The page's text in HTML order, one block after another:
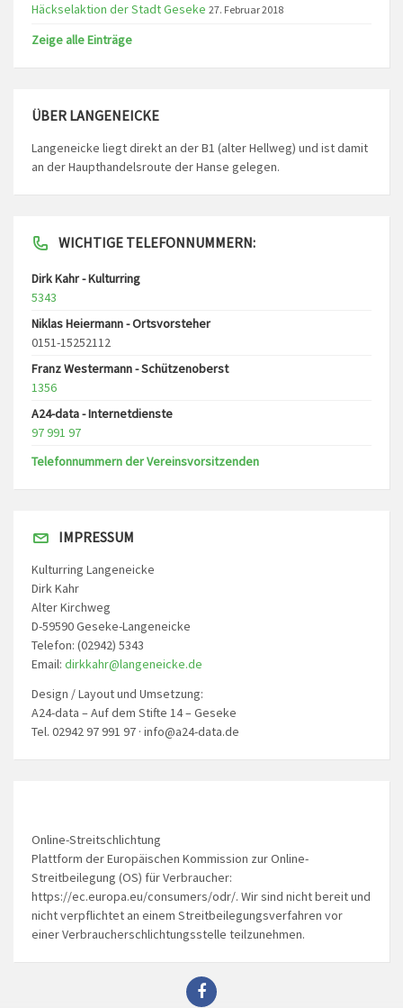
Häckselaktion der Stadt Geseke 27. Februar 2018
Zeige alle Einträge
ÜBER LANGENEICKE
Langeneicke liegt direkt an der B1 (alter Hellweg) und ist damit
an der Haupthandelsroute der Hanse gelegen.
WICHTIGE TELEFONNUMMERN:
Dirk Kahr - Kulturring
5343
Niklas Heiermann - Ortsvorsteher
0151-15252112
Franz Westermann - Schützenoberst
1356
A24-data - Internetdienste
97 991 97
Telefonnummern der Vereinsvorsitzenden
IMPRESSUM
Kulturring Langeneicke
Dirk Kahr
Alter Kirchweg
D-59590 Geseke-Langeneicke
Telefon: (02942) 5343
Email: dirkkahr@langeneicke.de
Design / Layout und Umsetzung:
A24-data – Auf dem Stifte 14 – Geseke
Tel. 02942 97 991 97 · info@a24-data.de
Online-Streitschlichtung
Plattform der Europäischen Kommission zur Online-
Streitbeilegung (OS) für Verbraucher:
https://ec.europa.eu/consumers/odr/. Wir sind nicht bereit und
nicht verpflichtet an einem Streitbeilegungsverfahren vor
einer Verbraucherschlichtungsstelle teilzunehmen.